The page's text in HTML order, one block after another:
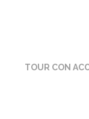
TOUR CON